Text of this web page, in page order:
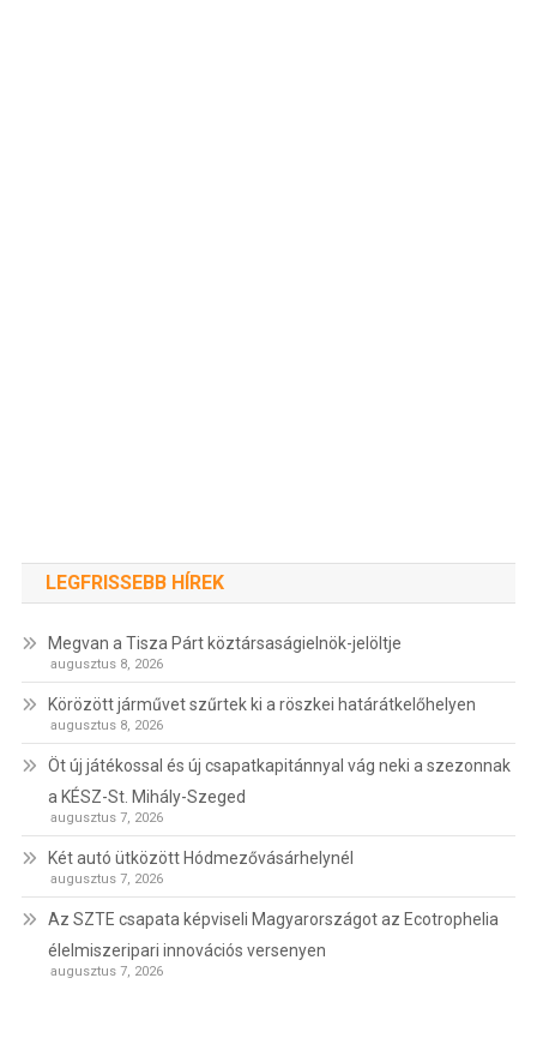
LEGFRISSEBB HÍREK
Megvan a Tisza Párt köztársaságielnök-jelöltje
augusztus 8, 2026
Körözött járművet szűrtek ki a röszkei határátkelőhelyen
augusztus 8, 2026
Öt új játékossal és új csapatkapitánnyal vág neki a szezonnak
a KÉSZ-St. Mihály-Szeged
augusztus 7, 2026
Két autó ütközött Hódmezővásárhelynél
augusztus 7, 2026
Az SZTE csapata képviseli Magyarországot az Ecotrophelia
élelmiszeripari innovációs versenyen
augusztus 7, 2026